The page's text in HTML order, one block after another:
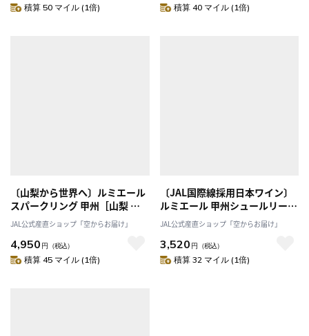
積算 50 マイル (1倍) 積算 40 マイル (1倍)
〔山梨から世界へ〕ルミエール
スパークリング 甲州［山梨 ル
ミエールワイナリー］
JAL公式産直ショップ「空からお届け」
4,950 円 （税込）
積算 45 マイル (1倍)
〔JAL国際線採用日本ワイン〕
ルミエール 甲州シュールリー
［山梨 ルミエールワイナリー］
JAL公式産直ショップ「空からお届け」
3,520 円 （税込）
積算 32 マイル (1倍)